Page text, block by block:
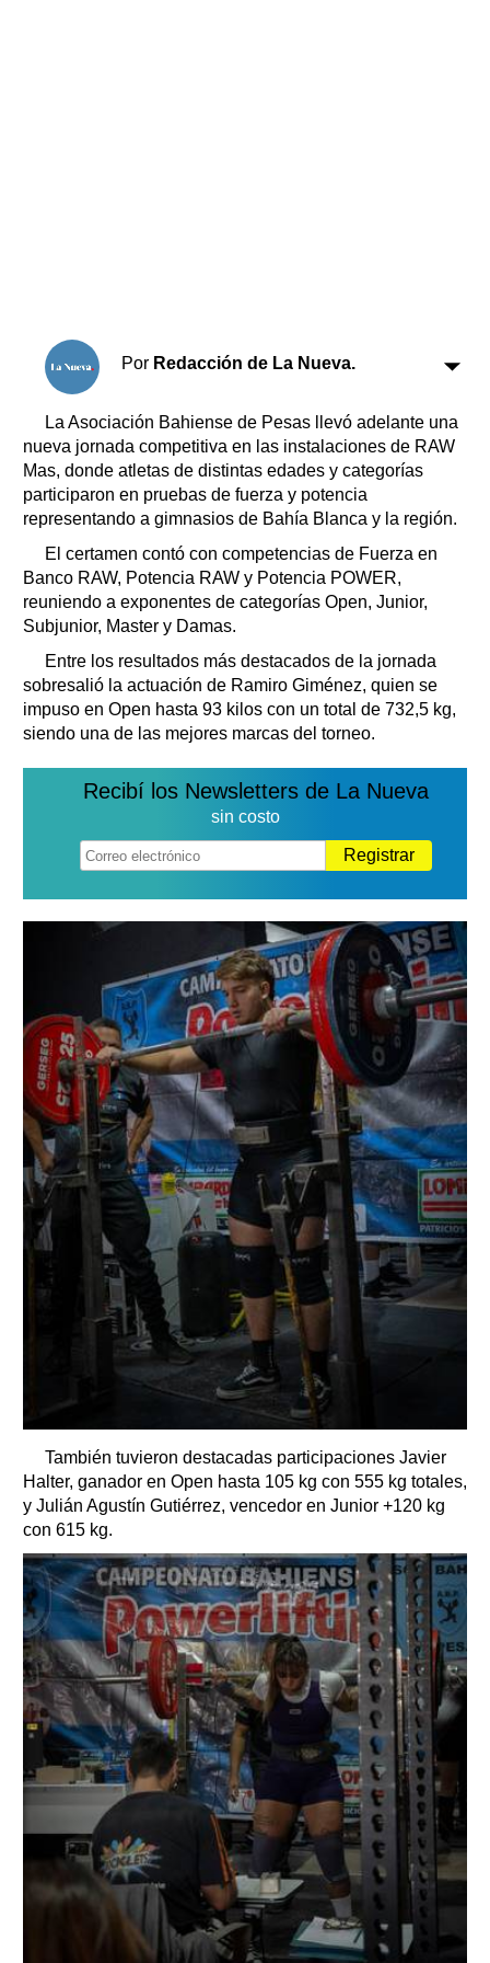
Por Redacción de La Nueva.
La Asociación Bahiense de Pesas llevó adelante una
nueva jornada competitiva en las instalaciones de RAW
Mas, donde atletas de distintas edades y categorías
participaron en pruebas de fuerza y potencia
representando a gimnasios de Bahía Blanca y la región.
El certamen contó con competencias de Fuerza en
Banco RAW, Potencia RAW y Potencia POWER,
reuniendo a exponentes de categorías Open, Junior,
Subjunior, Master y Damas.
Entre los resultados más destacados de la jornada
sobresalió la actuación de Ramiro Giménez, quien se
impuso en Open hasta 93 kilos con un total de 732,5 kg,
siendo una de las mejores marcas del torneo.
Recibí los Newsletters de La Nueva
sin costo
Registrar
También tuvieron destacadas participaciones Javier
Halter, ganador en Open hasta 105 kg con 555 kg totales,
y Julián Agustín Gutiérrez, vencedor en Junior +120 kg
con 615 kg.